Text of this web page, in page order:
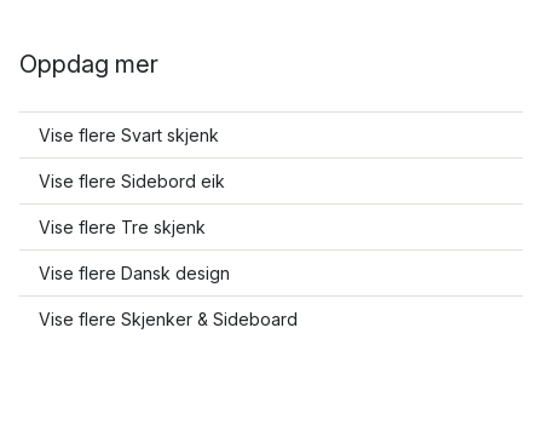
Oppdag mer
Vise flere Svart skjenk
Vise flere Sidebord eik
Vise flere Tre skjenk
Vise flere Dansk design
Vise flere Skjenker & Sideboard